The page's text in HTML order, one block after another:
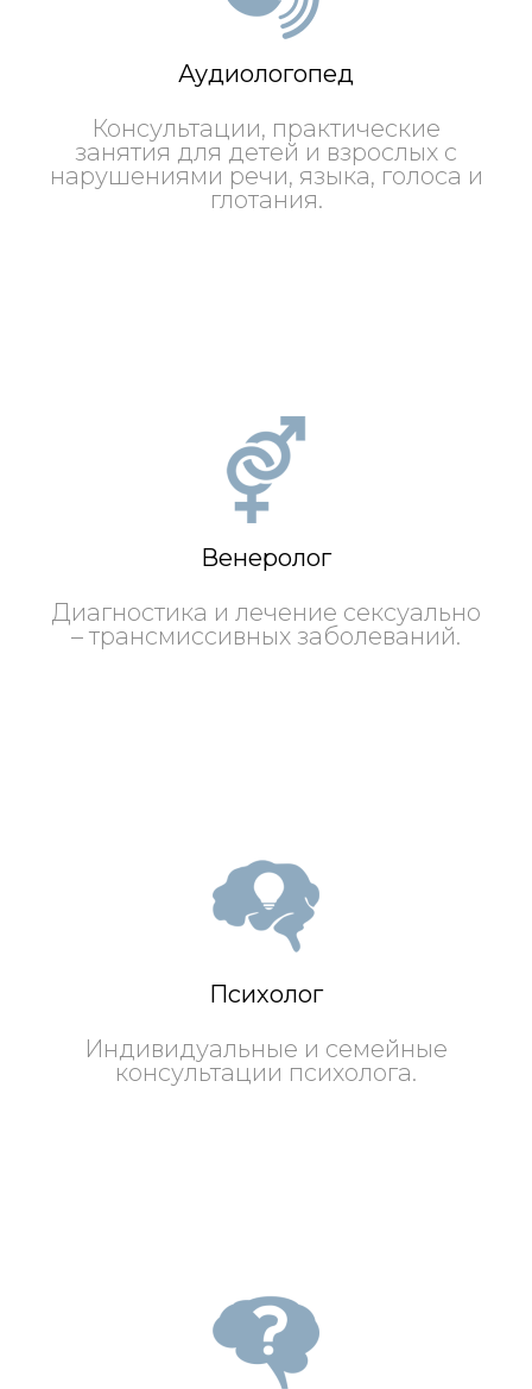
Аудиологопед
Консультации, практические
занятия для детей и взрослых с
нарушениями речи, языка, голоса и
глотания.
Венеролог
Диагностика и лечение сексуально
– трансмиссивных заболеваний.
Психолог
Индивидуальные и семейные
консультации психолога.